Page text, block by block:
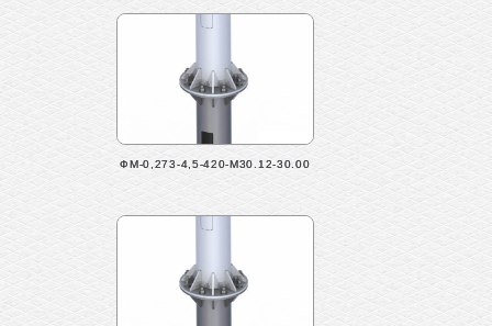
ФМ-0,273-4,5-420-М30.12-30.00